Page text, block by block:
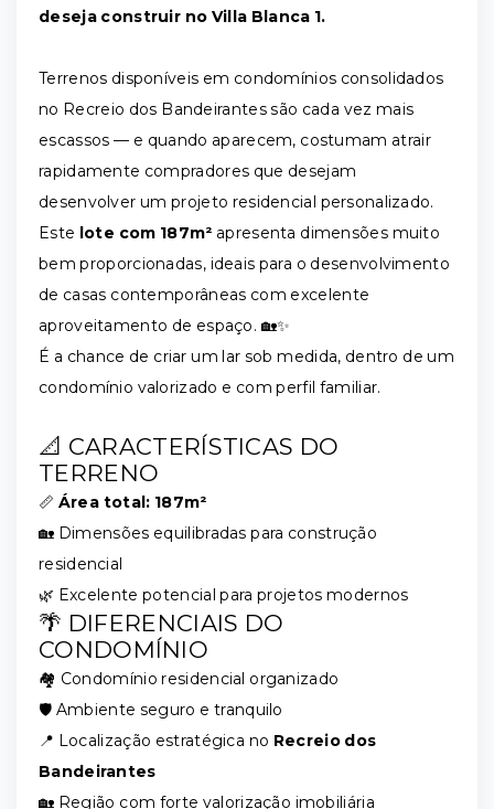
deseja construir no Villa Blanca 1.
Terrenos disponíveis em condomínios consolidados
no Recreio dos Bandeirantes são cada vez mais
escassos — e quando aparecem, costumam atrair
rapidamente compradores que desejam
desenvolver um projeto residencial personalizado.
Este lote com 187m² apresenta dimensões muito
bem proporcionadas, ideais para o desenvolvimento
de casas contemporâneas com excelente
aproveitamento de espaço. 🏡✨
É a chance de criar um lar sob medida, dentro de um
condomínio valorizado e com perfil familiar.
📐 CARACTERÍSTICAS DO
TERRENO
📏 Área total: 187m²
🏡 Dimensões equilibradas para construção
residencial
🌿 Excelente potencial para projetos modernos
🌴 DIFERENCIAIS DO
CONDOMÍNIO
🏘️ Condomínio residencial organizado
🛡️ Ambiente seguro e tranquilo
📍 Localização estratégica no Recreio dos
Bandeirantes
🏡 Região com forte valorização imobiliária